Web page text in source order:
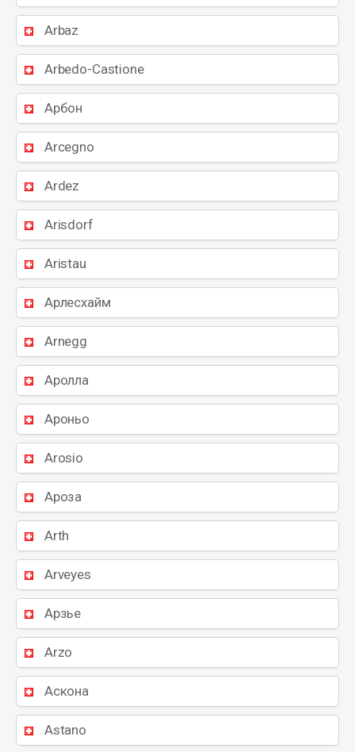
Arbaz
Arbedo-Castione
Арбон
Arcegno
Ardez
Arisdorf
Aristau
Арлесхайм
Arnegg
Аролла
Ароньо
Arosio
Ароза
Arth
Arveyes
Арзье
Arzo
Аскона
Astano